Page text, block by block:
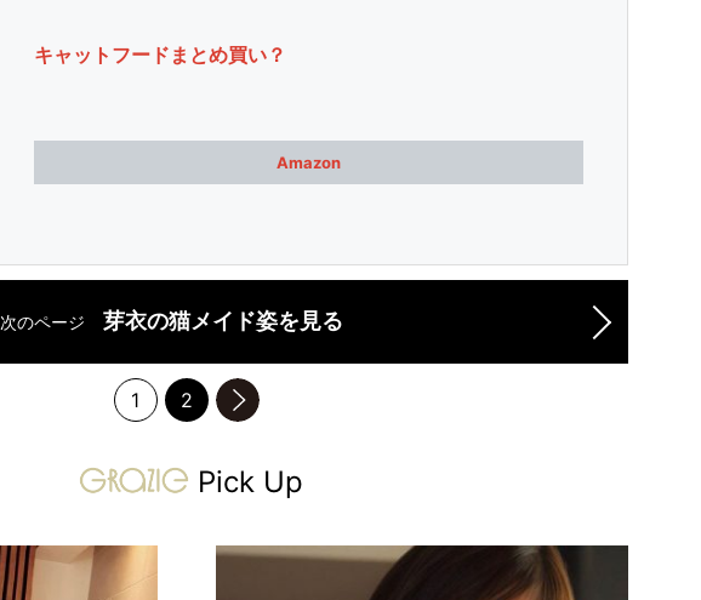
キャットフードまとめ買い？
Amazon
次のページ 芽衣の猫メイド姿を見る
1 2
次のページへ
gravure-grazie
Pick Up